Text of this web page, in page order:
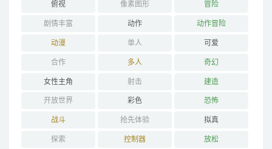
俯视 像素图形 冒险
剧情丰富 动作 动作冒险
动漫 单人 可爱
合作 多人 奇幻
女性主角 射击 建造
开放世界 彩色 恐怖
战斗 抢先体验 拟真
探索 控制器 放松